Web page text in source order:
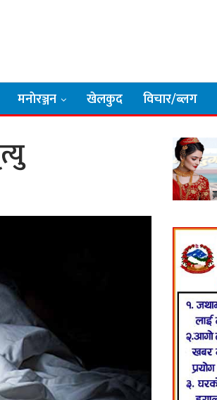
मनाेरञ्जन खेलकुद विचार/ब्लग